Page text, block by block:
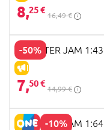
8,25 €
16,49 €
-50%
IŠPARDAVIMAS
MONSTER JAM
7,50 €
14,99 €
-10%
MONSTER JAM